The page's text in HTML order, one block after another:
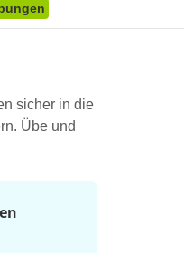
sicher in die
Übe und